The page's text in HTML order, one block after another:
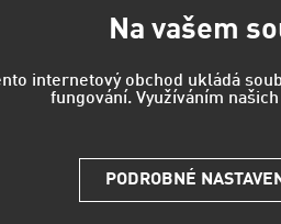
Na vašem
internetový obchod ukládá
fungování. Využíváním
PODROBNÉ